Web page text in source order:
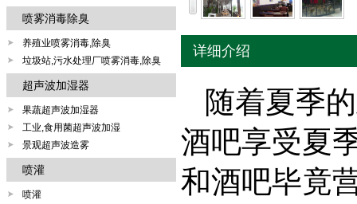
喷雾消毒除臭
养殖业喷雾消毒,除臭
垃圾站,污水处理厂喷雾消毒,除臭
超声波加湿器
果蔬超声波加湿器
工业,食用菌超声波加湿
景观超声波造雾
喷灌
喷灌
详细介绍
随着夏季
酒吧享受夏
和酒吧毕竟